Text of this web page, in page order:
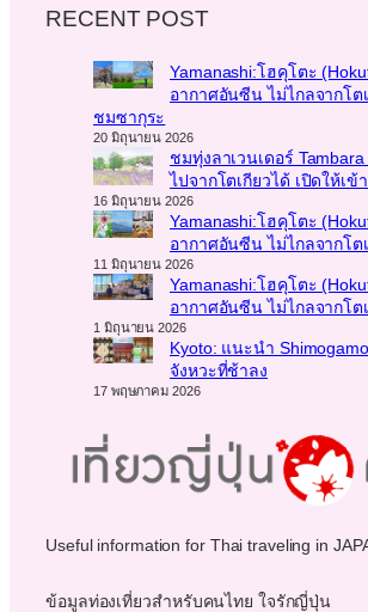
RECENT POST
Yamanashi:โฮคุโตะ
อากาศอันซีน ไม่ไกลจากโต
ชมซากุระ
20 มิถุนายน 2026
ชมทุ่งลาเวนเดอร์
ไปจากโตเกียวได้ เปิดให้เข้
16 มิถุนายน 2026
Yamanashi:โฮคุโตะ
อากาศอันซีน ไม่ไกลจากโต
11 มิถุนายน 2026
Yamanashi:โฮคุโตะ
อากาศอันซีน ไม่ไกลจากโต
1 มิถุนายน 2026
Kyoto: แนะนำ
จังหวะที่ช้าลง
17 พฤษภาคม 2026
Useful information for Thai traveling in
ข้อมูลท่องเที่ยวสำหรับคนไทย ใจรักญี่ปุ่น